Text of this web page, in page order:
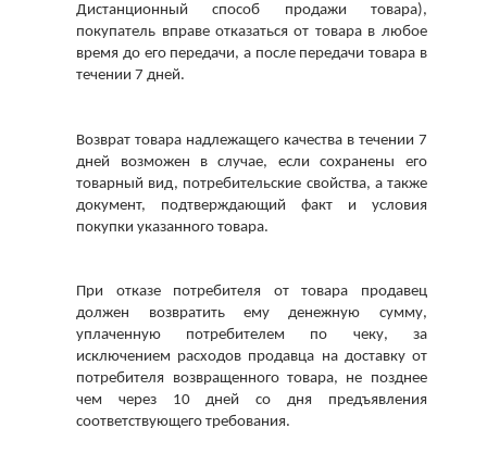
Дистанционный способ продажи товара),
покупатель вправе отказаться от товара в любое
время до его передачи, а после передачи товара в
течении 7 дней.
Возврат товара надлежащего качества в течении 7
дней возможен в случае, если сохранены его
товарный вид, потребительские свойства, а также
документ, подтверждающий факт и условия
покупки указанного товара.
При отказе потребителя от товара продавец
должен возвратить ему денежную сумму,
уплаченную потребителем по чеку, за
исключением расходов продавца на доставку от
потребителя возвращенного товара, не позднее
чем через 10 дней со дня предъявления
соответствующего требования.